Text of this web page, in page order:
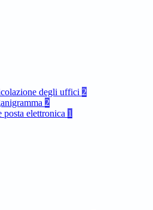
degli uffici 2
2
posta elettronica 1